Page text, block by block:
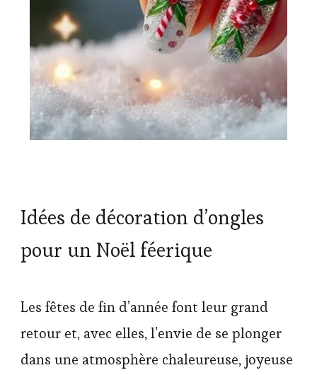
Idées de décoration d’ongles
pour un Noël féerique
Les fêtes de fin d’année font leur grand
retour et, avec elles, l’envie de se plonger
dans une atmosphère chaleureuse, joyeuse